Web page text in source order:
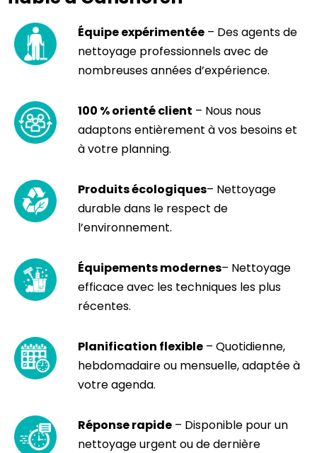
Équipe expérimentée – Des agents de
nettoyage professionnels avec de
nombreuses années d’expérience.
100 % orienté client – Nous nous
adaptons entièrement à vos besoins et
à votre planning.
Produits écologiques– Nettoyage
durable dans le respect de
l’environnement.
Équipements modernes– Nettoyage
efficace avec les techniques les plus
récentes.
Planification flexible – Quotidienne,
hebdomadaire ou mensuelle, adaptée à
votre agenda.
Réponse rapide – Disponible pour un
nettoyage urgent ou de dernière